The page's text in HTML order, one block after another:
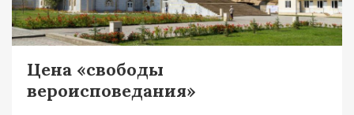
Цена «свободы
вероисповедания»